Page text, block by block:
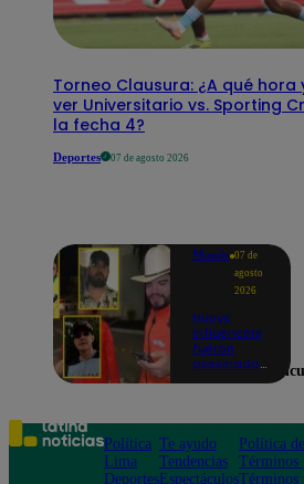
Torneo Clausura: ¿A qué hora
ver Universitario vs. Sporting
la fecha 4?
Deportes 07 de agosto 2026
Mundo 07 de
agosto
2026
Nueve
influencers
fueron
asesinados
el Cártel de
Sinaloa
Política
Lima
Deportes
Te ayudo
Tendencias
Espectáculos
Política
Términos
Términos